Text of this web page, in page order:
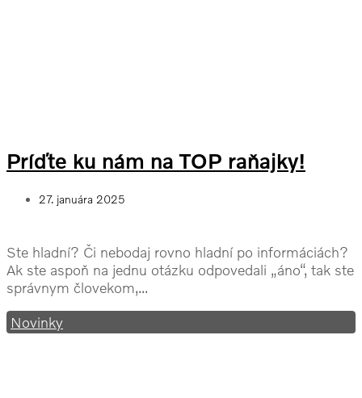
Príďte ku nám na TOP raňajky!
27. januára 2025
Ste hladní? Či nebodaj rovno hladní po informáciách?
Ak ste aspoň na jednu otázku odpovedali „áno“, tak ste
správnym človekom,...
Novinky